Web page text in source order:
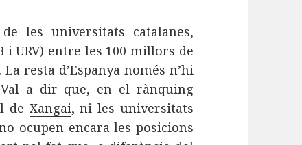
les universitats catalanes,
i URV) entre les 100 millors de
resta d’Espanya només n’hi
a dir que, en el rànquing
de Xangai, ni les universitats
ocupen encara les posicions